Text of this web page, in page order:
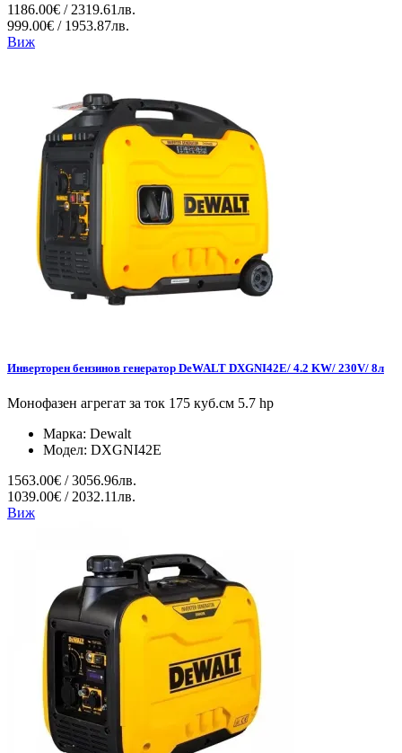
1186.00€ / 2319.61лв.
999.00€ / 1953.87лв.
Виж
Инверторен бензинов генератор DeWALT DXGNI42E/ 4.2 KW/ 230V/ 8л
Монофазен агрегат за ток 175 куб.см 5.7 hp
Марка: Dewalt
Модел: DXGNI42E
1563.00€ / 3056.96лв.
1039.00€ / 2032.11лв.
Виж